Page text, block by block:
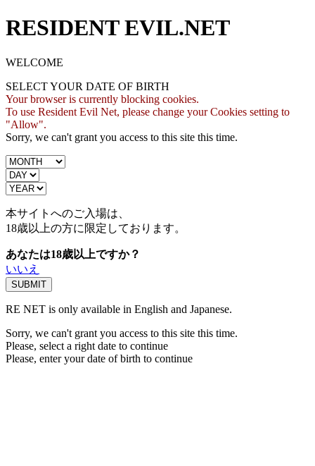
RESIDENT EVIL.NET
WELCOME
SELECT YOUR DATE OF BIRTH
Your browser is currently blocking cookies.
To use Resident Evil Net, please change your Cookies setting to
"Allow".
Sorry, we can't grant you access to this site this time.
本サイトへのご入場は、
18歳以上の方に限定しております。
あなたは18歳以上ですか？
いいえ
RE NET is only available in English and Japanese.
Sorry, we can't grant you access to this site this time.
Please, select a right date to continue
Please, enter your date of birth to continue